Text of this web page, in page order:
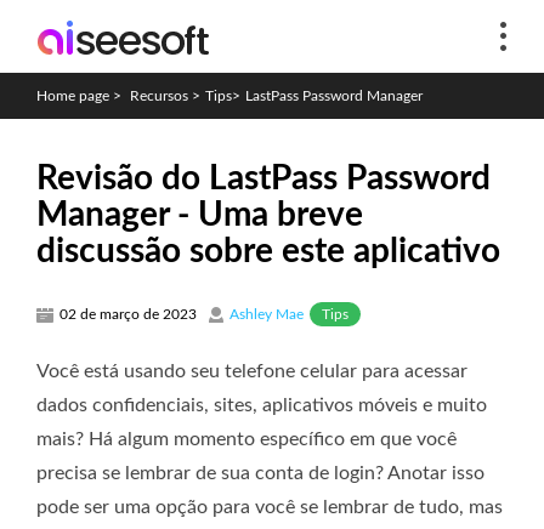
Home page > Recursos > Tips> LastPass Password Manager
Revisão do LastPass Password
Manager - Uma breve
discussão sobre este aplicativo
02 de março de 2023 Ashley Mae Tips
Você está usando seu telefone celular para acessar
dados confidenciais, sites, aplicativos móveis e muito
mais? Há algum momento específico em que você
precisa se lembrar de sua conta de login? Anotar isso
pode ser uma opção para você se lembrar de tudo, mas